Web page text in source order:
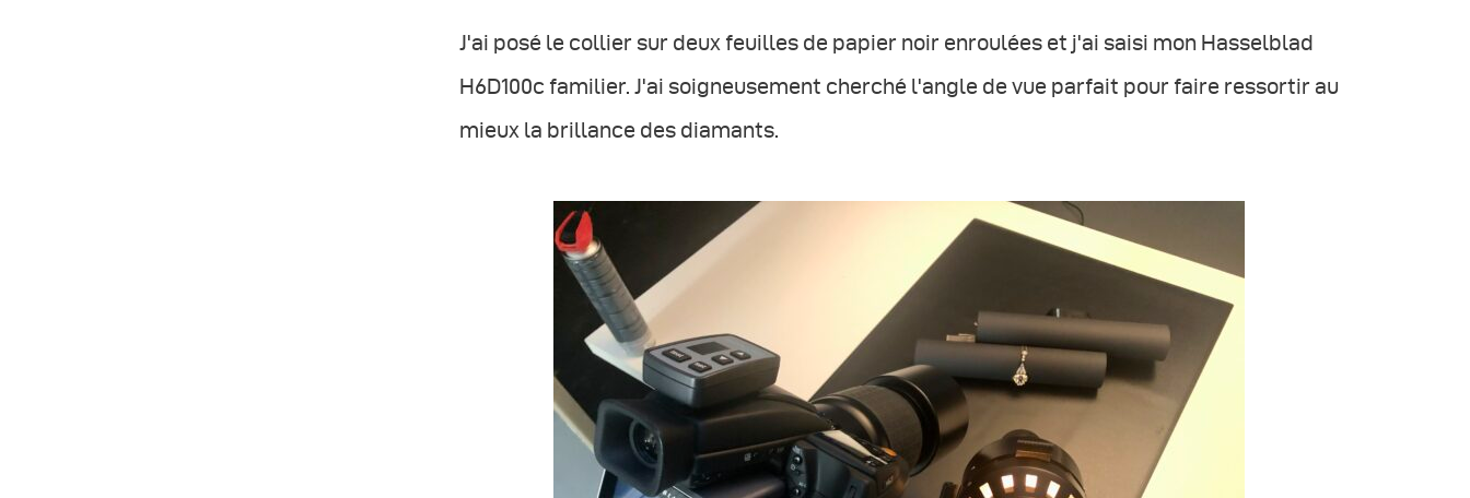
J'ai posé le collier sur deux feuilles de papier noir enroulées et j'ai saisi mon Hasselblad
H6D100c familier. J'ai soigneusement cherché l'angle de vue parfait pour faire ressortir au
mieux la brillance des diamants.